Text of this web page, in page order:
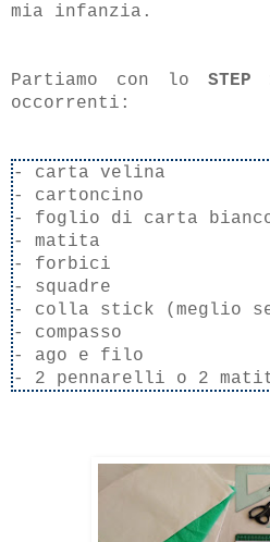
mia infanzia.
Partiamo con lo STEP
occorrenti:
- carta velina
- cartoncino
- foglio di carta
- matita
- forbici
- squadre
- colla stick (meglio
- compasso
- ago e filo
- 2 pennarelli o 2